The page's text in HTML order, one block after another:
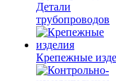
Детали
трубопроводов
Крепежные